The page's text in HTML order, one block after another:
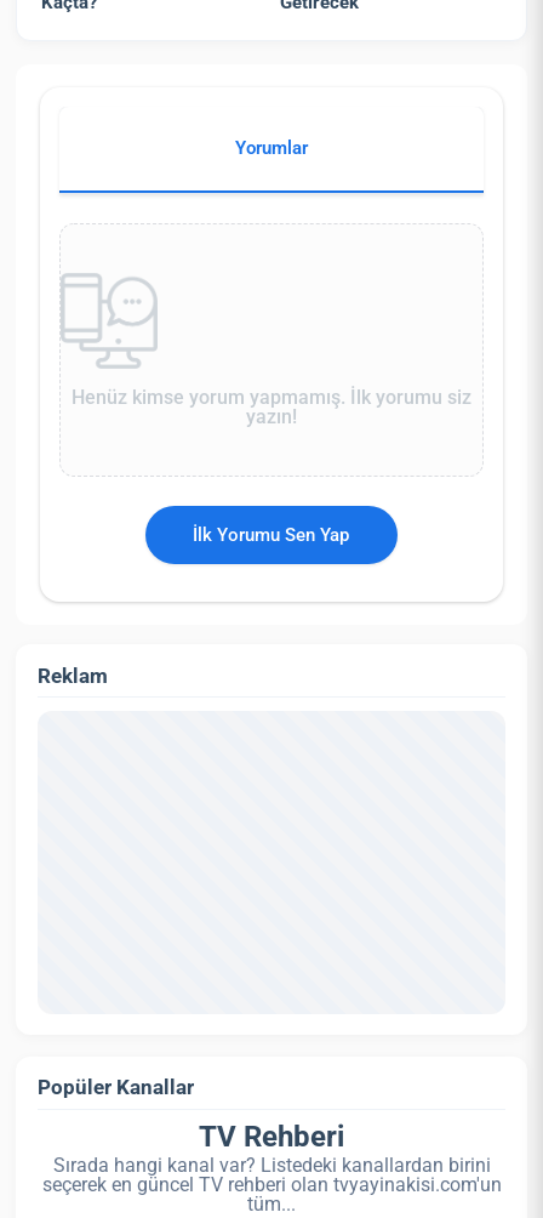
Yorumlar
Henüz kimse yorum yapmamış. İlk yorumu siz
yazın!
İlk Yorumu Sen Yap
Reklam
Popüler Kanallar
TV Rehberi
Sırada hangi kanal var? Listedeki kanallardan birini
seçerek en güncel TV rehberi olan tvyayinakisi.com'un
tüm...